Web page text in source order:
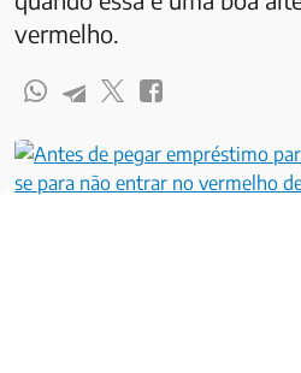
vermelho.